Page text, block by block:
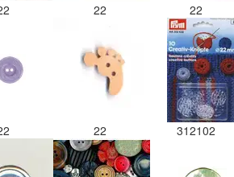
22 22
22 312102